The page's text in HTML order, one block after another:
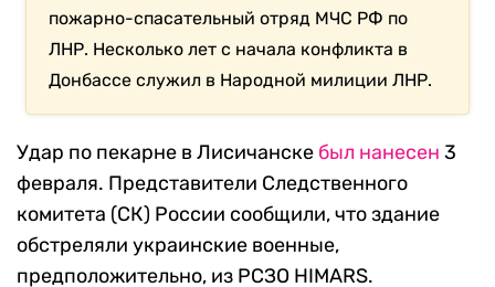
пожарно-спасательный отряд МЧС РФ по
ЛНР. Несколько лет с начала конфликта в
Донбассе служил в Народной милиции ЛНР.
Удар по пекарне в Лисичанске был нанесен 3
февраля. Представители Следственного
комитета (СК) России сообщили, что здание
обстреляли украинские военные,
предположительно, из РСЗО HIMARS.